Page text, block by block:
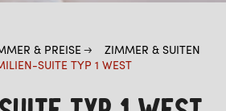
& PREISE
ZIMMER & SUITEN
SUITE TYP 1 WEST